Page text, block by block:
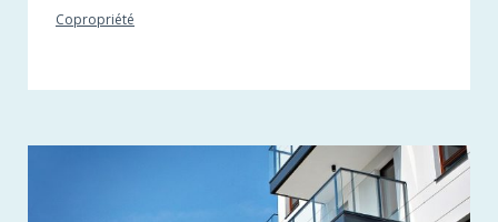
Copropriété